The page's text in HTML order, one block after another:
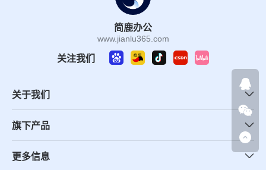
简鹿办公
www.jianlu365.com
关注我们
关于我们
旗下产品
更多信息